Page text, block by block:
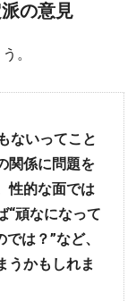
の意見
。
ないってこと
関係に問題を
性的な面では
“頑なになって
は？”など、
うかもしれま